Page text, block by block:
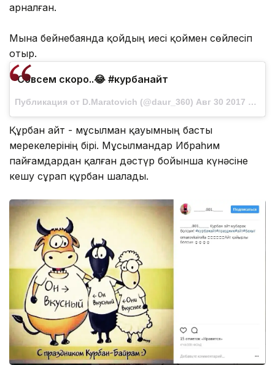
арналған.
Мына бейнебаянда қойдың иесі қоймен сөйлесіп
отыр.
Совсем скоро..😂 #курбанайт
Публикация от D.Maratovich (@daur_360) Авг 30 2017 в 11:09 PDT
Құрбан айт - мұсылман қауымның басты
мерекелерінің бірі. Мұсылмандар Ибраһим
пайғамдардан қалған дәстүр бойынша күнәсіне
кешу сұрап құрбан шалады.